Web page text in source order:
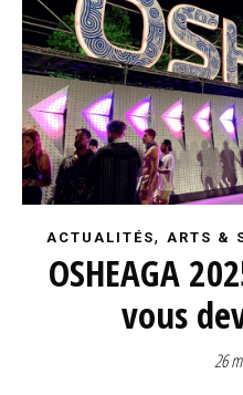
ACTUALITÉS, ARTS &
OSHEAGA
vous
26